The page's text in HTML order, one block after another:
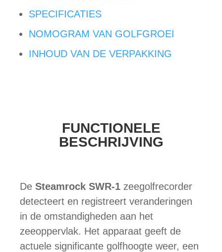
SPECIFICATIES
NOMOGRAM VAN GOLFGROEI
INHOUD VAN DE VERPAKKING
FUNCTIONELE
BESCHRIJVING
De Steamrock SWR-1 zeegolfrecorder
detecteert en registreert veranderingen
in de omstandigheden aan het
zeeoppervlak. Het apparaat geeft de
actuele significante golfhoogte weer, een